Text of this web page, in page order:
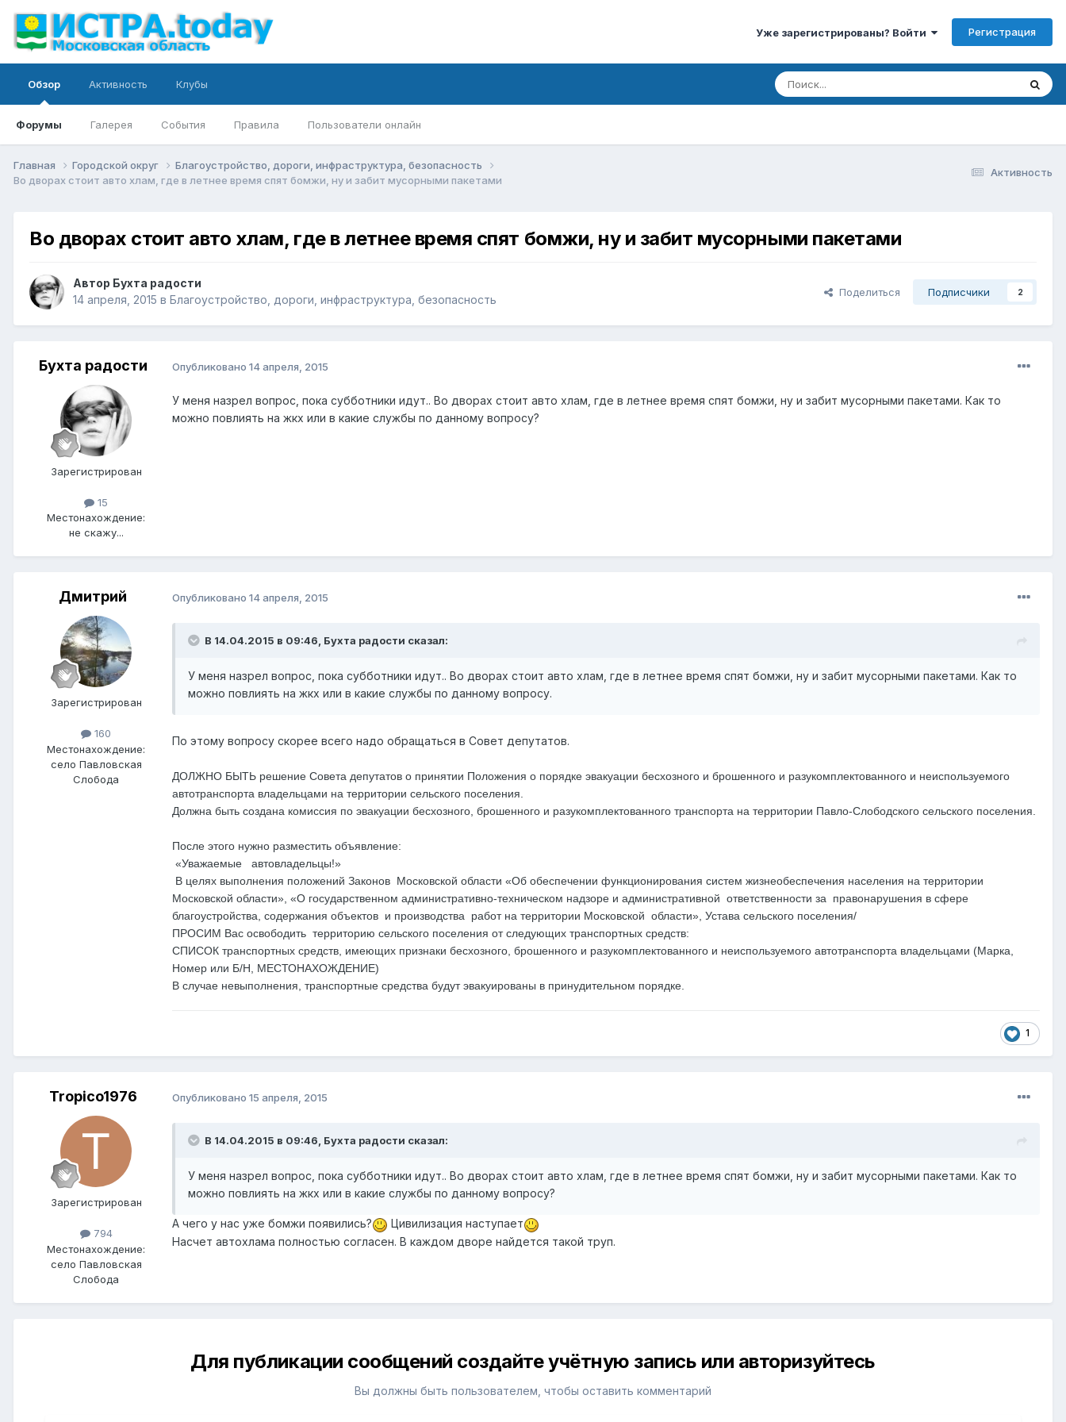
Уже зарегистрированы? Войти Регистрация
Обзор
Форумы Галерея События Правила Пользователи онлайн
Активность Клубы
Активность
Главная Городской округ
Благоустройство, дороги, инфраструктура, безопасность
Во дворах стоит авто хлам, где в летнее время спят бомжи, ну и забит мусорными пакетами
Во дворах стоит авто хлам, где в летнее время спят бомжи, ну и забит мусорными пакетами
Автор Бухта радости
14 апреля, 2015 в Благоустройство, дороги, инфраструктура, безопасность
Поделиться Подписчики 2
Бухта радости
Зарегистрирован
15
Местонахождение:
не скажу...
Опубликовано 14 апреля, 2015
У меня назрел вопрос, пока субботники идут.. Во дворах стоит авто хлам, где в летнее время спят бомжи, ну и забит мусорными пакетами. Как то
можно повлиять на жкх или в какие службы по данному вопросу?
Дмитрий
Зарегистрирован
160
Местонахождение:
село Павловская
Слобода
Опубликовано 14 апреля, 2015
В 14.04.2015 в 09:46, Бухта радости сказал:
У меня назрел вопрос, пока субботники идут.. Во дворах стоит авто хлам, где в летнее время спят бомжи, ну и забит мусорными пакетами. Как то
можно повлиять на жкх или в какие службы по данному вопросу.
По этому вопросу скорее всего надо обращаться в Совет депутатов.
ДОЛЖНО БЫТЬ решение Совета депутатов о принятии Положения о порядке эвакуации бесхозного и брошенного и разукомплектованного и неиспользуемого
автотранспорта владельцами на территории сельского поселения.
Должна быть создана комиссия по эвакуации бесхозного, брошенного и разукомплектованного транспорта на территории Павло-Слободского сельского поселения.
После этого нужно разместить объявление:
«Уважаемые автовладельцы!»
В целях выполнения положений Законов Московской области «Об обеспечении функционирования систем жизнеобеспечения населения на территории
Московской области», «О государственном административно-техническом надзоре и административной ответственности за правонарушения в сфере
благоустройства, содержания объектов и производства работ на территории Московской области», Устава сельского поселения/
ПРОСИМ Вас освободить территорию сельского поселения от следующих транспортных средств:
СПИСОК транспортных средств, имеющих признаки бесхозного, брошенного и разукомплектованного и неиспользуемого автотранспорта владельцами (Марка,
Номер или Б/Н, МЕСТОНАХОЖДЕНИЕ)
В случае невыполнения, транспортные средства будут эвакуированы в принудительном порядке.
1
Tropico1976
Зарегистрирован
794
Местонахождение:
село Павловская
Слобода
Опубликовано 15 апреля, 2015
В 14.04.2015 в 09:46, Бухта радости сказал:
У меня назрел вопрос, пока субботники идут.. Во дворах стоит авто хлам, где в летнее время спят бомжи, ну и забит мусорными пакетами. Как то
можно повлиять на жкх или в какие службы по данному вопросу?
А чего у нас уже бомжи появились?
Цивилизация наступает
Насчет автохлама полностью согласен. В каждом дворе найдется такой труп.
Для публикации сообщений создайте учётную запись или авторизуйтесь
Вы должны быть пользователем, чтобы оставить комментарий